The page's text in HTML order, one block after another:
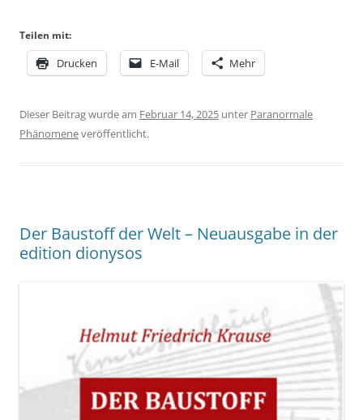
Teilen mit:
Drucken E-Mail Mehr
Dieser Beitrag wurde am Februar 14, 2025 unter Paranormale
Phänomeneveröffentlicht.
Der Baustoff der Welt – Neuausgabe in der
edition dionysos